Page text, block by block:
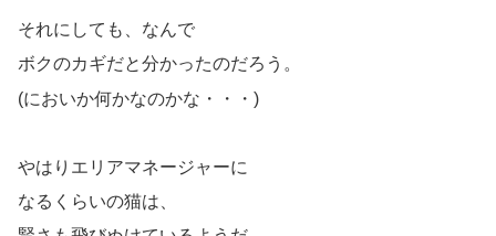
それにしても、なんで
ボクのカギだと分かったのだろう。
(においか何かなのかな・・・)
やはりエリアマネージャーに
なるくらいの猫は、